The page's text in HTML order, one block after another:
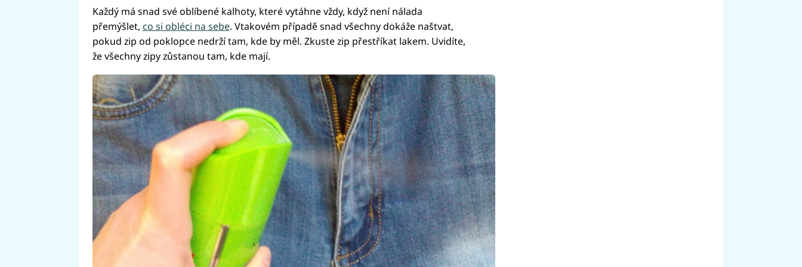
Každý má snad své oblíbené kalhoty, které vytáhne vždy, když není nálada
přemýšlet, co si obléci na sebe. Vtakovém případě snad všechny dokáže naštvat,
pokud zip od poklopce nedrží tam, kde by měl. Zkuste zip přestříkat lakem. Uvidíte,
že všechny zipy zůstanou tam, kde mají.